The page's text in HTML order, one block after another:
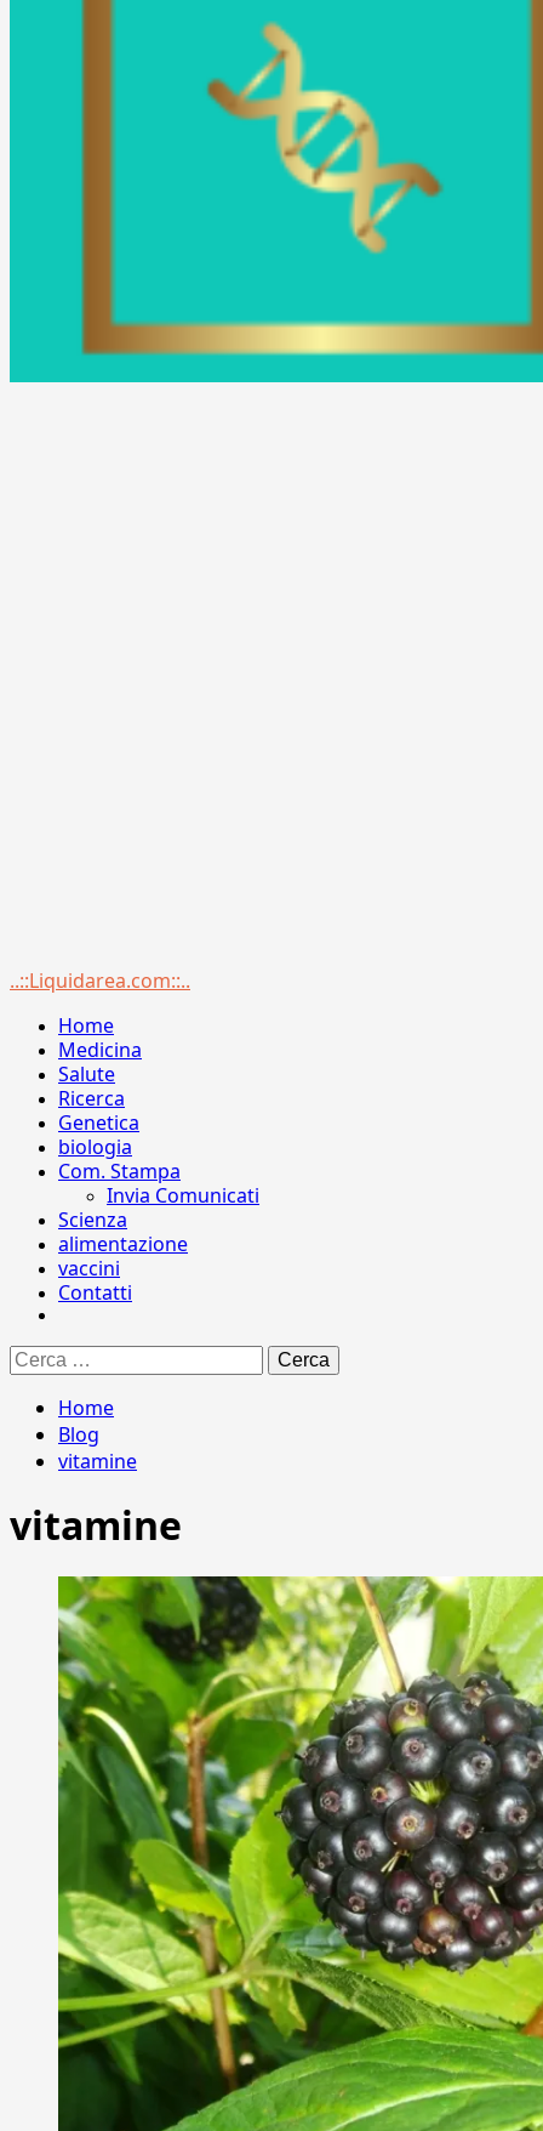
Menu
..::Liquidarea.com::..
Home
Medicina
Salute
Ricerca
Genetica
biologia
Com. Stampa
Invia Comunicati
Scienza
alimentazione
vaccini
Contatti
Ricerca
per:
Home
Blog
vitamine
vitamine